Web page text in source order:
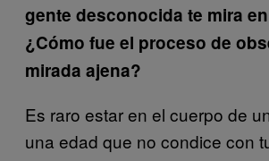
gente desconocida te mira
¿Cómo fue el proceso de
mirada ajena?
Es raro estar en el cuerpo de
una edad que no condice con